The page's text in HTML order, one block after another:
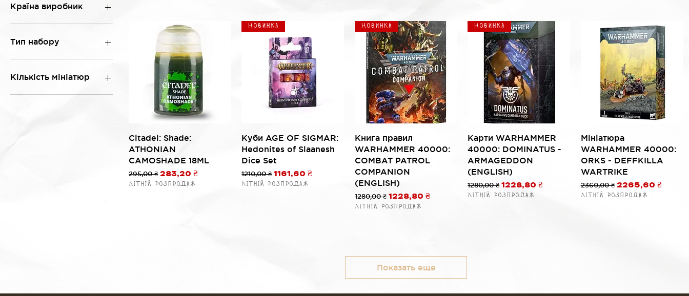
Країна виробник
Великобританія
Тип набору
Загін піхоти
Стартовий набір
Персонаж
Кількість мініатюр
1
Быстрый просмотр
Citadel: Shade:
ATHONIAN
CAMOSHADE 18ML
Обычная цена
295,00 ₴ Цена со скидкой
283,20 ₴
Літній розпродаж
Быстрый просмотр
Новинка
Куби AGE OF SIGMAR:
Hedonites of Slaanesh
Dice Set
Обычная цена
1210,00 ₴ Цена со скидкой
1161,60 ₴
Літній розпродаж
Быстрый просмотр
Новинка
Книга правил
WARHAMMER 40000:
COMBAT PATROL
COMPANION
(ENGLISH)
Обычная цена
1280,00 ₴ Цена со скидкой
1228,80 ₴
Літній розпродаж
Быстрый просмотр
Новинка
Карти WARHAMMER
40000: DOMINATUS -
ARMAGEDDON
(ENGLISH)
Обычная цена
1280,00 ₴ Цена со скидкой
1228,80 ₴
Літній розпродаж
Быстрый просмотр
Мініатюра
WARHAMMER 40000:
ORKS - DEFFKILLA
WARTRIKE
Обычная цена
2360,00 ₴ Цена со
2265,60 ₴
Літній розпродаж
Показать еще